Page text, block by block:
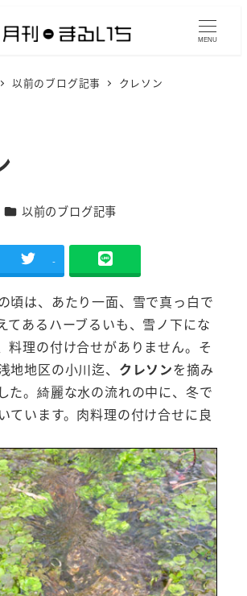
MENU
以前のブログ記事 クレソン
カテゴリー
以前のブログ記事
-
頃は、あたり一面、雪で真っ白で
てあるハーブるいも、雪ノ下にな
料理の付け合せがありません。そ
地地区の小川迄、 クレソンを摘み
た。綺麗な水の流れの中に、冬で
ています。肉料理の付け合せに良